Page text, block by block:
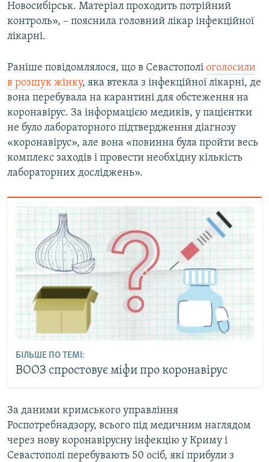
Новосибірськ. Матеріал проходить потрійний
контроль», – пояснила головний лікар інфекційної
лікарні.
Раніше повідомлялося, що в Севастополі оголосили
в розшук жінку, яка втекла з інфекційної лікарні, де
вона перебувала на карантині для обстеження на
коронавірус. За інформацією медиків, у пацієнтки
не було лабораторного підтвердження діагнозу
«коронавірус», але вона «повинна була пройти весь
комплекс заходів і провести необхідну кількість
лабораторних досліджень».
БІЛЬШЕ ПО ТЕМІ:
ВООЗ спростовує міфи про коронавірус
За даними кримського управління
Роспотребнадзору, всього під медичним наглядом
через нову коронавірусну інфекцію у Криму і
Севастополі перебувають 50 осіб, які прибули з